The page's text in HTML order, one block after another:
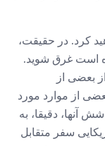
کرد. در حقیقت،
است غرق شوید.
بعضی از
از موارد مورد
دقیقا، به
سفر متقابل